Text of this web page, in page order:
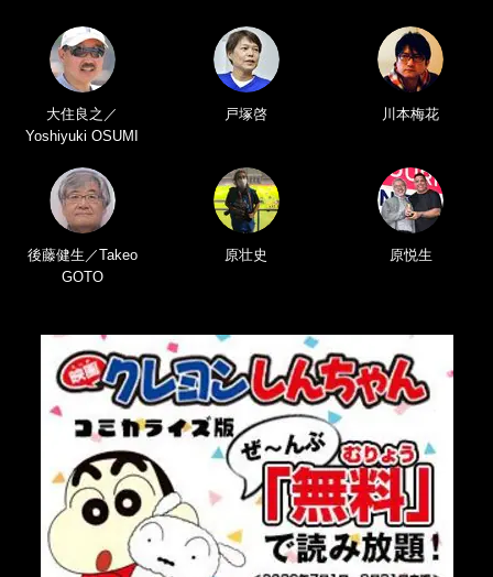
大住良之／
Yoshiyuki OSUMI
戸塚啓 川本梅花
後藤健生／Takeo
GOTO
原壮史 原悦生